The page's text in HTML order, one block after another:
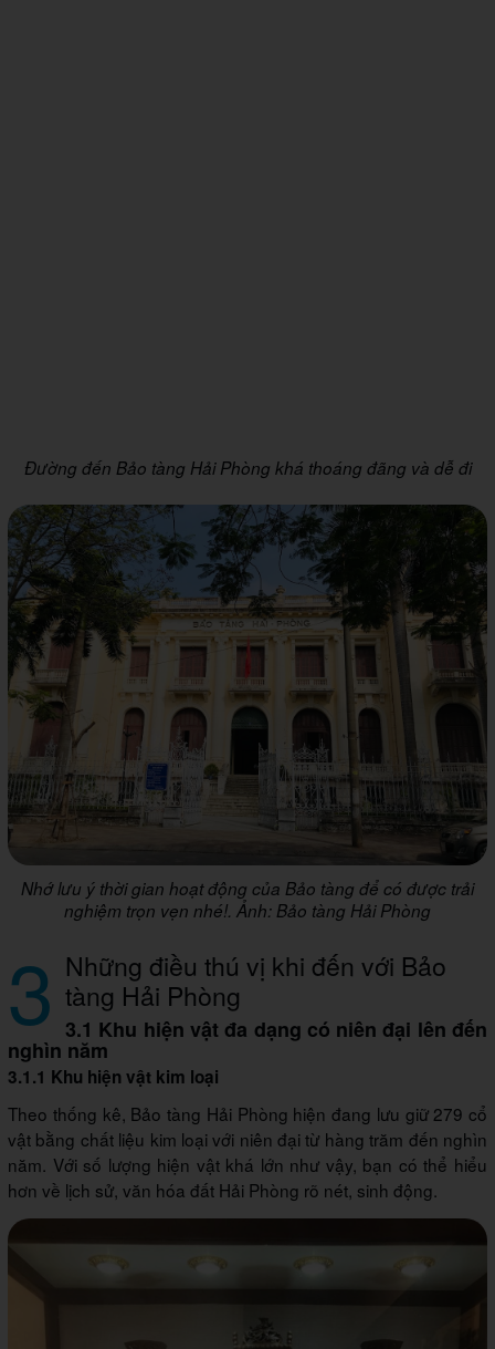
Đường đến Bảo tàng Hải Phòng khá thoáng đãng và dễ đi
Nhớ lưu ý thời gian hoạt động của Bảo tàng để có được trải
nghiệm trọn vẹn nhé!. Ảnh: Bảo tàng Hải Phòng
3 Những điều thú vị khi đến với Bảo
tàng Hải Phòng
3.1 Khu hiện vật đa dạng có niên đại lên đến
nghìn năm
3.1.1 Khu hiện vật kim loại
Theo thống kê, Bảo tàng Hải Phòng hiện đang lưu giữ 279 cổ
vật bằng chất liệu kim loại với niên đại từ hàng trăm đến nghìn
năm. Với số lượng hiện vật khá lớn như vậy, bạn có thể hiểu
hơn về lịch sử, văn hóa đất Hải Phòng rõ nét, sinh động.